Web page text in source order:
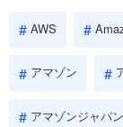
AWS
アマゾン
アマゾンジャパン